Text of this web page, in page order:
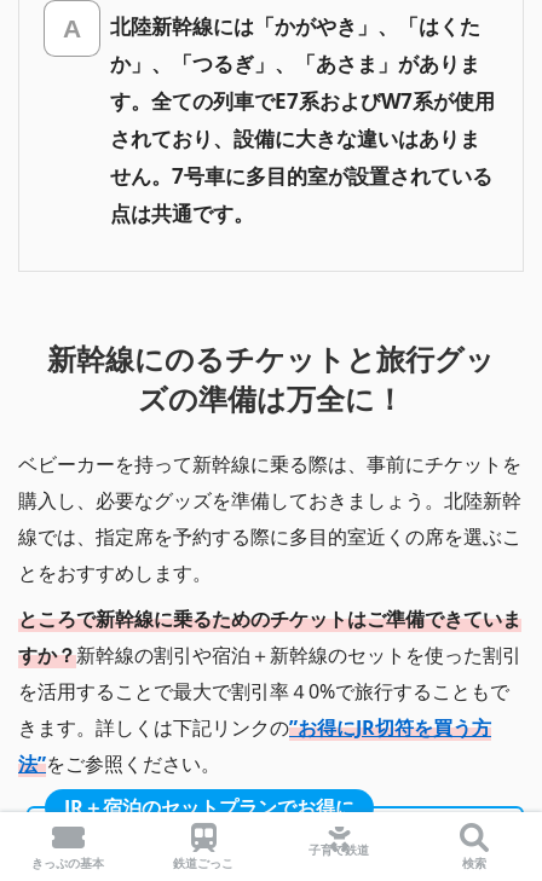
北陸新幹線には「かがやき」、「はくた
か」、「つるぎ」、「あさま」がありま
す。全ての列車でE7系およびW7系が使用
されており、設備に大きな違いはありま
せん。7号車に多目的室が設置されている
点は共通です。
新幹線にのるチケットと旅行グッ
ズの準備は万全に！
ベビーカーを持って新幹線に乗る際は、事前にチケットを
購入し、必要なグッズを準備しておきましょう。北陸新幹
線では、指定席を予約する際に多目的室近くの席を選ぶこ
とをおすすめします。
ところで新幹線に乗るためのチケットはご準備できていま
すか？新幹線の割引や宿泊＋新幹線のセットを使った割引
を活用することで最大で割引率４0%で旅行することもで
きます。詳しくは下記リンクの”お得にJR切符を買う方
法”をご参照ください。
JR＋宿泊のセットプランでお得に
日本旅行
きっぷの基本 鉄道ごっこ
子育て鉄道
検索